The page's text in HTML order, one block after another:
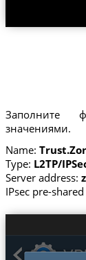
Заполните
значениями.
Name:
Type: L2TP/
Server address:
IPsec pre-